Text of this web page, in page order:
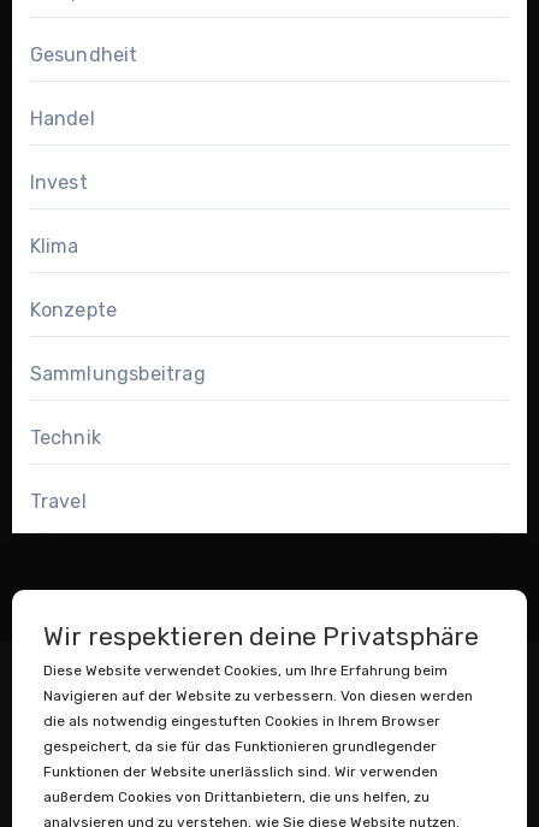
Gesundheit
Handel
Invest
Klima
Konzepte
Sammlungsbeitrag
Technik
Travel
Wir respektieren deine Privatsphäre
Diese Website verwendet Cookies, um Ihre Erfahrung beim
Navigieren auf der Website zu verbessern. Von diesen werden
die als notwendig eingestuften Cookies in Ihrem Browser
gespeichert, da sie für das Funktionieren grundlegender
Funktionen der Website unerlässlich sind. Wir verwenden
außerdem Cookies von Drittanbietern, die uns helfen, zu
analysieren und zu verstehen, wie Sie diese Website nutzen.